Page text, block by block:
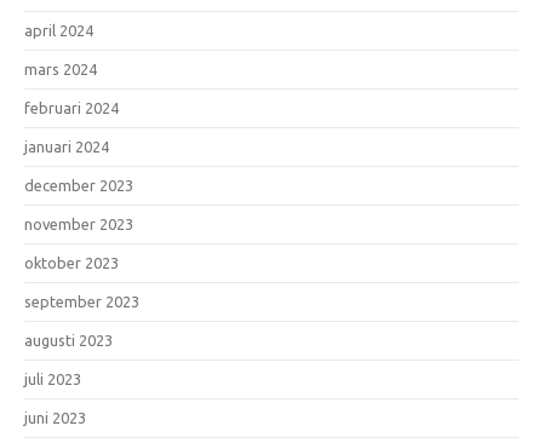
april 2024
mars 2024
februari 2024
januari 2024
december 2023
november 2023
oktober 2023
september 2023
augusti 2023
juli 2023
juni 2023